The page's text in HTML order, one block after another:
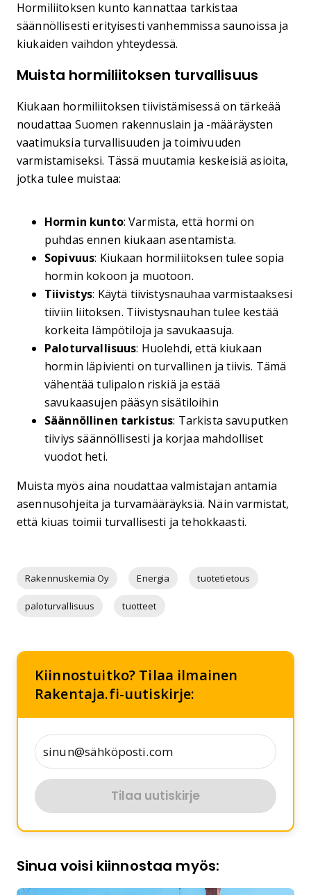
Hormiliitoksen kunto kannattaa tarkistaa
säännöllisesti erityisesti vanhemmissa saunoissa ja
kiukaiden vaihdon yhteydessä.
Muista hormiliitoksen turvallisuus
Kiukaan hormiliitoksen tiivistämisessä on tärkeää
noudattaa Suomen rakennuslain ja -määräysten
vaatimuksia turvallisuuden ja toimivuuden
varmistamiseksi. Tässä muutamia keskeisiä asioita,
jotka tulee muistaa:
Hormin kunto: Varmista, että hormi on
puhdas ennen kiukaan asentamista.
Sopivuus: Kiukaan hormiliitoksen tulee sopia
hormin kokoon ja muotoon.
Tiivistys: Käytä tiivistysnauhaa varmistaaksesi
tiiviin liitoksen. Tiivistysnauhan tulee kestää
korkeita lämpötiloja ja savukaasuja.
Paloturvallisuus: Huolehdi, että kiukaan
hormin läpivienti on turvallinen ja tiivis. Tämä
vähentää tulipalon riskiä ja estää
savukaasujen pääsyn sisätiloihin
Säännöllinen tarkistus: Tarkista savuputken
tiiviys säännöllisesti ja korjaa mahdolliset
vuodot heti.
Muista myös aina noudattaa valmistajan antamia
asennusohjeita ja turvamääräyksiä. Näin varmistat,
että kiuas toimii turvallisesti ja tehokkaasti.
Rakennuskemia Oy Energia tuotetietous
paloturvallisuus tuotteet
Kiinnostuitko? Tilaa ilmainen
Rakentaja.fi-uutiskirje:
Tilaa uutiskirje
Sinua voisi kiinnostaa myös: